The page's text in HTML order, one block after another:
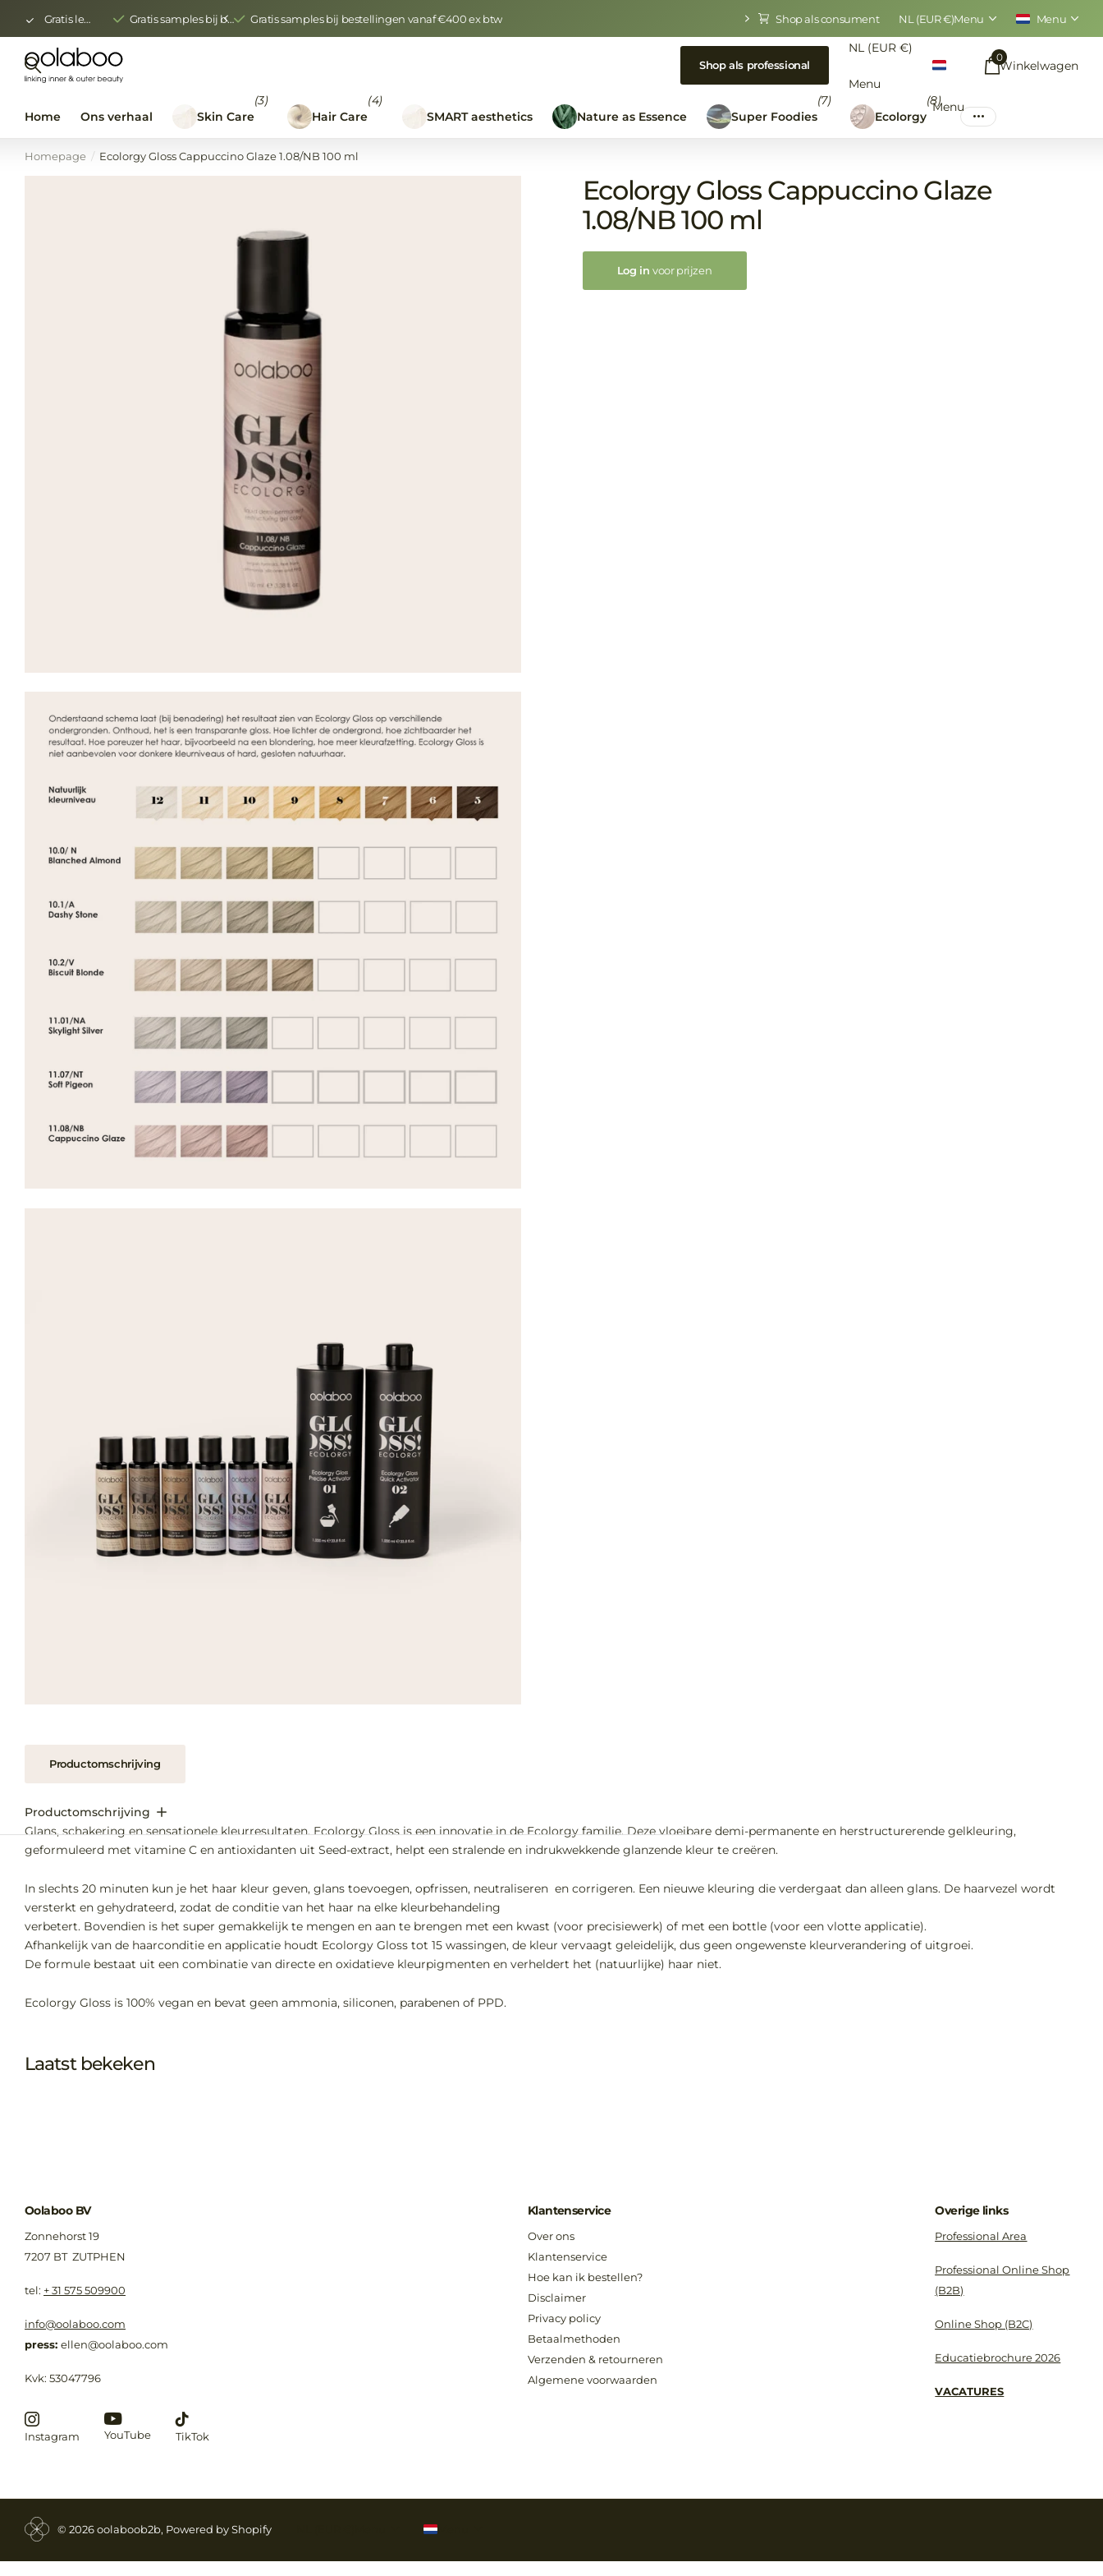
Gratis levering vanaf € 150,00 Gratis samples bij bestellingen vanaf €400 ex btw Gratis samples bij bestellingen vanaf €400 ex btw Shop als consument NL (EUR €)Menu Menu
Shop als professional
NL (EUR €)
Menu
Menu
Winkelwagen
0
Home Ons verhaal Skin Care
(3)
Hair Care
(4)
SMART aesthetics
Nature as Essence Super Foodies
(7)
Ecolorgy
(8)
Homepage Ecolorgy Gloss Cappuccino Glaze 1.08/NB 100 ml
Ecolorgy Gloss Cappuccino Glaze
1.08/NB 100 ml
Log in voor prijzen
Productomschrijving
Productomschrijving
Glans, schakering en sensationele kleurresultaten. Ecolorgy Gloss is een innovatie in de Ecolorgy familie. Deze vloeibare demi-permanente en herstructurerende gelkleuring,
geformuleerd met vitamine C en antioxidanten uit Seed-extract, helpt een stralende en indrukwekkende glanzende kleur te creëren.
In slechts 20 minuten kun je het haar kleur geven, glans toevoegen, opfrissen, neutraliseren en corrigeren. Een nieuwe kleuring die verdergaat dan alleen glans. De haarvezel wordt
versterkt en gehydrateerd, zodat de conditie van het haar na elke kleurbehandeling
verbetert. Bovendien is het super gemakkelijk te mengen en aan te brengen met een kwast (voor precisiewerk) of met een bottle (voor een vlotte applicatie).
Afhankelijk van de haarconditie en applicatie houdt Ecolorgy Gloss tot 15 wassingen, de kleur vervaagt geleidelijk, dus geen ongewenste kleurverandering of uitgroei.
De formule bestaat uit een combinatie van directe en oxidatieve kleurpigmenten en verheldert het (natuurlijke) haar niet.
Ecolorgy Gloss is 100% vegan en bevat geen ammonia, siliconen, parabenen of PPD.
Laatst bekeken
Oolaboo BV
Zonnehorst 19
7207 BT ZUTPHEN
​tel: + 31 575 509900
info@oolaboo.com
press: ellen@oolaboo.com
Kvk: 53047796
Instagram YouTube TikTok
Klantenservice
Over ons
Klantenservice
Hoe kan ik bestellen?
Disclaimer
Privacy policy
Betaalmethoden
Verzenden & retourneren
Algemene voorwaarden
Overige links
Professional Area
Professional Online Shop
(B2B)
Online Shop (B2C)
Educatiebrochure 2026
VACATURES
© 2026oolaboob2b, Powered by Shopify